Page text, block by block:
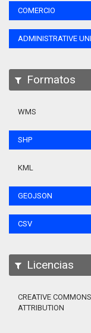
COMERCIO
ADMINISTRATIVE
Formatos
WMS
SHP
KML
GEOJSON
CSV
Licencias
CREATIVE COMMONS
ATTRIBUTION